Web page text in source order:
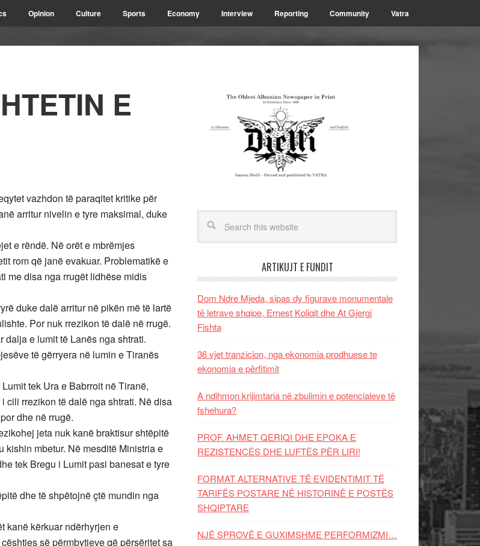
Opinion Culture Sports Economy Interview Reporting Community Vatra
E
vazhdon të paraqitet kritike për
arritur nivelin e tyre maksimal, duke
e rëndë. Në orët e mbrëmjes
rom që janë evakuar. Problematikë e
me disa nga rrugët lidhëse midis
duke dalë arritur në pikën më të lartë
Por nuk rrezikon të dalë në rrugë.
e lumit të Lanës nga shtrati.
të gërryera në lumin e Tiranës
tek Ura e Babrroit në Tiranë,
cili rrezikon të dalë nga shtrati. Në disa
dhe në rrugë.
jeta nuk kanë braktisur shtëpitë
kishin mbetur. Në mesditë Ministria e
tek Bregu i Lumit pasi banesat e tyre
dhe të shpëtojnë çtë mundin nga
kanë kërkuar ndërhyrjen e
së përmbytjeve që përsëritet sa
ARTIKUJT E FUNDIT
Dom Ndre Mjeda, sipas dy figurave monumentale
të letrave shqipe, Ernest Koliqit dhe At Gjergj
Fishta
36 vjet tranzicion, nga ekonomia prodhuese te
ekonomia e përfitimit
A ndihmon krijimtaria në zbulimin e potencialeve të
fshehura?
PROF. AHMET QERIQI DHE EPOKA E
REZISTENCЁS DHE LUFTЁS PЁR LIRI!
FORMAT ALTERNATIVE TË EVIDENTIMIT TË
TARIFËS POSTARE NË HISTORINË E POSTËS
SHQIPTARE
NJË SPROVË E GUXIMSHME PERFORMIZMI…